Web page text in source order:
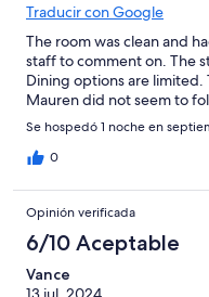
Traducir con Google
The room was clean and
staff to comment on. The
Dining options are limited.
Mauren did not seem to
Se hospedó 1 noche en
0
Opinión verificada
6/10 Aceptable
Vance